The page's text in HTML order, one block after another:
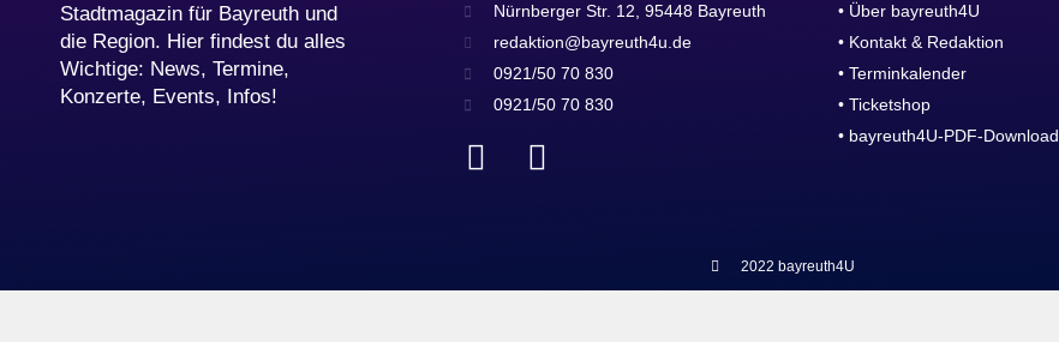
Stadtmagazin für Bayreuth und
die Region. Hier findest du alles
Wichtige: News, Termine,
Konzerte, Events, Infos!
Nürnberger Str. 12, 95448 Bayreuth
redaktion@bayreuth4u.de
0921/50 70 830
0921/50 70 830
• Über bayreuth4U
• Kontakt & Redaktion
• Terminkalender
• Ticketshop
• bayreuth4U-PDF-Download
2022 bayreuth4U